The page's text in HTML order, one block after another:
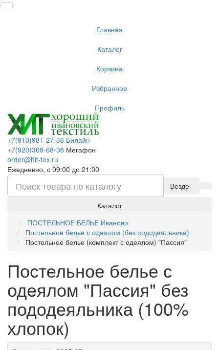
Главная
Каталог
Корзина
Избранное
Профиль
+7(910)981-27-36 Билайн
+7(920)368-68-38 Мегафон
order@hit-tex.ru
Ежедневно, с 09:00 до 21:00
Везде
Каталог
ПОСТЕЛЬНОE БЕЛЬE Иваново
Постельное белье с одеялом (без пододеяльника)
Постельное белье (комплект с одеялом) "Пассия"
Постельное белье с
одеялом "Пассия" без
пододеяльника (100%
хлопок)